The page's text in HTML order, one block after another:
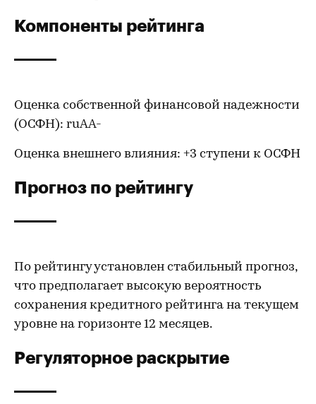
Компоненты рейтинга
Оценка собственной финансовой надежности
(ОСФН): ruAА-
Оценка внешнего влияния: +3 ступени к ОСФН
Прогноз по рейтингу
По рейтингу установлен стабильный прогноз,
что предполагает высокую вероятность
сохранения кредитного рейтинга на текущем
уровне на горизонте 12 месяцев.
Регуляторное раскрытие